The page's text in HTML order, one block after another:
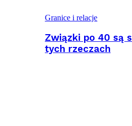
Granice i relacje
Związki po 40 są
tych rzeczach